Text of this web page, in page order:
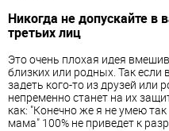
Никогда не допускайте
третьих лиц
Это очень плохая идея
близких или родных. Так если
задеть кого-то из друзей или
непременно станет на их
как: "Конечно же я не умею
мама" 100% не приведет к